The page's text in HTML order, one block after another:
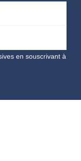
en souscrivant à